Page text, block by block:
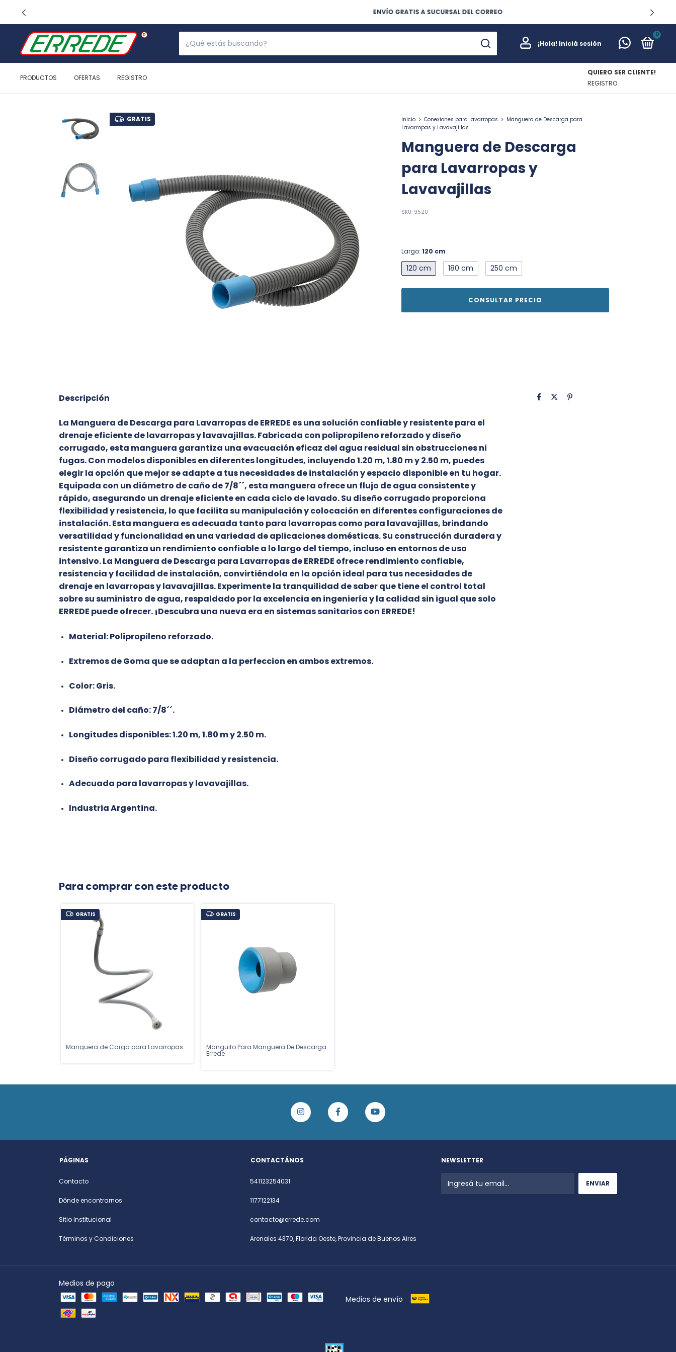
ENVÍO GRATIS A SUCURSAL DEL CORREO
¡Hola! Iniciá sesión
0
PRODUCTOS OFERTAS REGISTRO
QUIERO SER CLIENTE!
REGISTRO
GRATIS Inicio > Conexiones para lavarropas > Manguera de Descarga para
Lavarropas y Lavavajillas
Manguera de Descarga
para Lavarropas y
Lavavajillas
SKU: 9520
Largo: 120 cm
120 cm 180 cm 250 cm
Descripción
La Manguera de Descarga para Lavarropas de ERREDE es una solución confiable y resistente para el
drenaje eficiente de lavarropas y lavavajillas. Fabricada con polipropileno reforzado y diseño
corrugado, esta manguera garantiza una evacuación eficaz del agua residual sin obstrucciones ni
fugas. Con modelos disponibles en diferentes longitudes, incluyendo 1.20 m, 1.80 m y 2.50 m, puedes
elegir la opción que mejor se adapte a tus necesidades de instalación y espacio disponible en tu hogar.
Equipada con un diámetro de caño de 7/8´´, esta manguera ofrece un flujo de agua consistente y
rápido, asegurando un drenaje eficiente en cada ciclo de lavado. Su diseño corrugado proporciona
flexibilidad y resistencia, lo que facilita su manipulación y colocación en diferentes configuraciones de
instalación. Esta manguera es adecuada tanto para lavarropas como para lavavajillas, brindando
versatilidad y funcionalidad en una variedad de aplicaciones domésticas. Su construcción duradera y
resistente garantiza un rendimiento confiable a lo largo del tiempo, incluso en entornos de uso
intensivo. La Manguera de Descarga para Lavarropas de ERREDE ofrece rendimiento confiable,
resistencia y facilidad de instalación, convirtiéndola en la opción ideal para tus necesidades de
drenaje en lavarropas y lavavajillas. Experimente la tranquilidad de saber que tiene el control total
sobre su suministro de agua, respaldado por la excelencia en ingeniería y la calidad sin igual que solo
ERREDE puede ofrecer. ¡Descubra una nueva era en sistemas sanitarios con ERREDE!
Material: Polipropileno reforzado.
Extremos de Goma que se adaptan a la perfeccion en ambos extremos.
Color: Gris.
Diámetro del caño: 7/8´´.
Longitudes disponibles: 1.20 m, 1.80 m y 2.50 m.
Diseño corrugado para flexibilidad y resistencia.
Adecuada para lavarropas y lavavajillas.
Industria Argentina.
Para comprar con este producto
GRATIS
Manguera de Carga para Lavarropas
GRATIS
Manguito Para Manguera De Descarga
Errede
PÁGINAS
Contacto
Dónde encontrarnos
Sitio Institucional
Términos y Condiciones
CONTACTÁNOS
541123254031
1177122134
contacto@errede.com
Arenales 4370, Florida Oeste, Provincia de Buenos Aires
NEWSLETTER
Medios de pago
Medios de envío